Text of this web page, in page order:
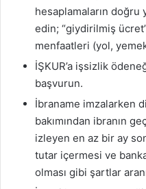
hesaplamaların doğru
edin; “giydirilmiş
menfaatleri (yol,
İŞKUR’a işsizlik
başvurun.
İbraname imzalarken
bakımından ibranın
izleyen en az bir ay
tutar içermesi ve
olması gibi şartlar